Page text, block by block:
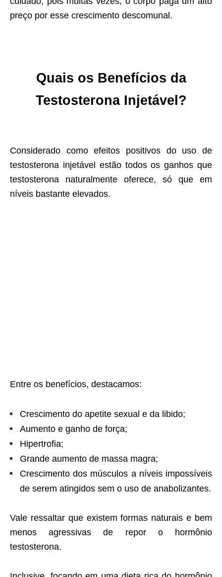
preço por esse crescimento descomunal.
Quais os Benefícios da
Testosterona Injetável?
Considerado como efeitos positivos do uso de
testosterona injetável estão todos os ganhos que
testosterona naturalmente oferece, só que em
níveis bastante elevados.
Entre os benefícios, destacamos:
Crescimento do apetite sexual e da libido;
Aumento e ganho de força;
Hipertrofia;
Grande aumento de massa magra;
Crescimento dos músculos a níveis impossíveis
de serem atingidos sem o uso de anabolizantes.
Vale ressaltar que existem formas naturais e bem
menos agressivas de repor o hormônio
testosterona.